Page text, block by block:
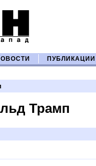
ПУБЛИКАЦИИ
Трамп